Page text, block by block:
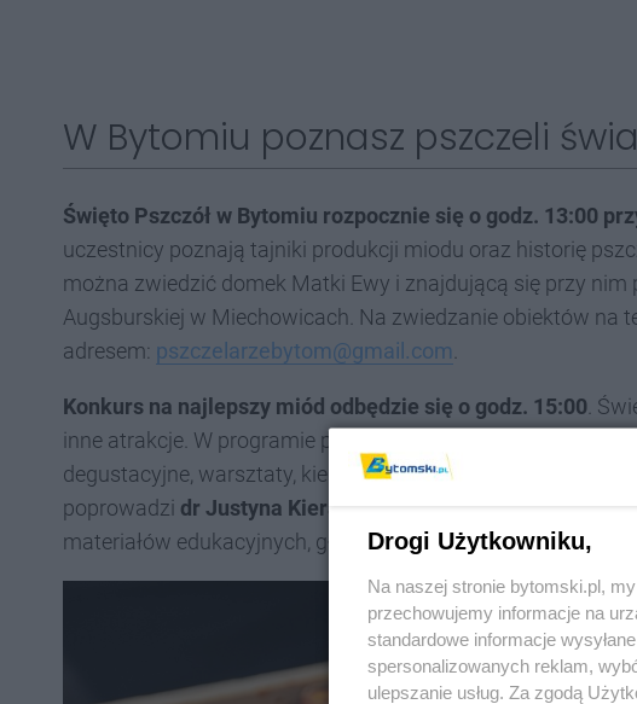
W Bytomiu poznasz pszczeli
Święto Pszczół w Bytomiu rozpocznie się o godz. 13:00
uczestnicy poznają tajniki produkcji miodu oraz historię
można zwiedzić domek Matki Ewy i znajdującą się przy nim
Augsburskiej w Miechowicach. Na zwiedzanie obiektów na
adresem: pszczelarzebytom@gmail.com
Konkurs na najlepszy miód odbędzie się o godz. 15:00 .
inne atrakcje. W programie przewidziano m.in. pokazy
degustacyjne, warsztaty, kiermasz miodów i produktów
poprowadzi dr Justyna Kierat
materiałów edukacyjnych, głównie o tematyce przyrodniczej.
Drogi Użytkowniku,
Na naszej stronie bytomski.pl,
przechowujemy informacje na
standardowe informacje
spersonalizowanych reklam,
ulepszanie usług. Za zgodą